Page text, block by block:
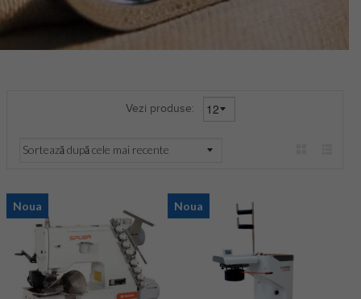
Vezi produse:
Noua Noua